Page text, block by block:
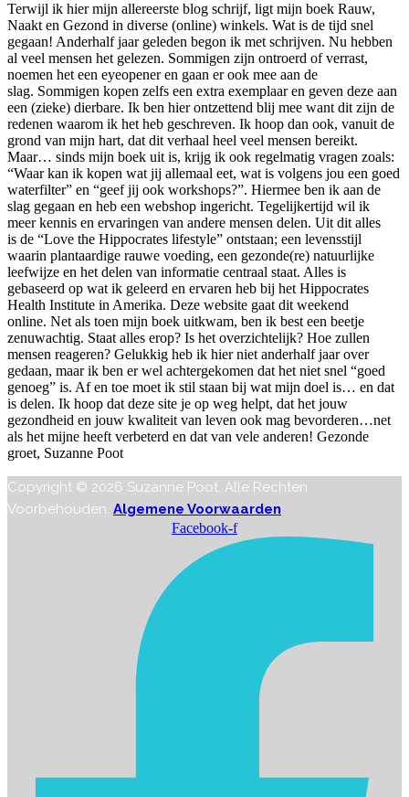
Terwijl ik hier mijn allereerste blog schrijf, ligt mijn boek Rauw,
Naakt en Gezond in diverse (online) winkels. Wat is de tijd snel
gegaan! Anderhalf jaar geleden begon ik met schrijven. Nu hebben
al veel mensen het gelezen. Sommigen zijn ontroerd of verrast,
noemen het een eyeopener en gaan er ook mee aan de
slag. Sommigen kopen zelfs een extra exemplaar en geven deze aan
een (zieke) dierbare. Ik ben hier ontzettend blij mee want dit zijn de
redenen waarom ik het heb geschreven. Ik hoop dan ook, vanuit de
grond van mijn hart, dat dit verhaal heel veel mensen bereikt.
Maar… sinds mijn boek uit is, krijg ik ook regelmatig vragen zoals:
“Waar kan ik kopen wat jij allemaal eet, wat is volgens jou een goed
waterfilter” en “geef jij ook workshops?”. Hiermee ben ik aan de
slag gegaan en heb een webshop ingericht. Tegelijkertijd wil ik
meer kennis en ervaringen van andere mensen delen. Uit dit alles
is de “Love the Hippocrates lifestyle” ontstaan; een levensstijl
waarin plantaardige rauwe voeding, een gezonde(re) natuurlijke
leefwijze en het delen van informatie centraal staat. Alles is
gebaseerd op wat ik geleerd en ervaren heb bij het Hippocrates
Health Institute in Amerika. Deze website gaat dit weekend
online. Net als toen mijn boek uitkwam, ben ik best een beetje
zenuwachtig. Staat alles erop? Is het overzichtelijk? Hoe zullen
mensen reageren? Gelukkig heb ik hier niet anderhalf jaar over
gedaan, maar ik ben er wel achtergekomen dat het niet snel “goed
genoeg” is. Af en toe moet ik stil staan bij wat mijn doel is… en dat
is delen. Ik hoop dat deze site je op weg helpt, dat het jouw
gezondheid en jouw kwaliteit van leven ook mag bevorderen…net
als het mijne heeft verbeterd en dat van vele anderen! Gezonde
groet, Suzanne Poot
Copyright © 2026 Suzanne Poot. Alle Rechten
Voorbehouden. Algemene Voorwaarden
Facebook-f